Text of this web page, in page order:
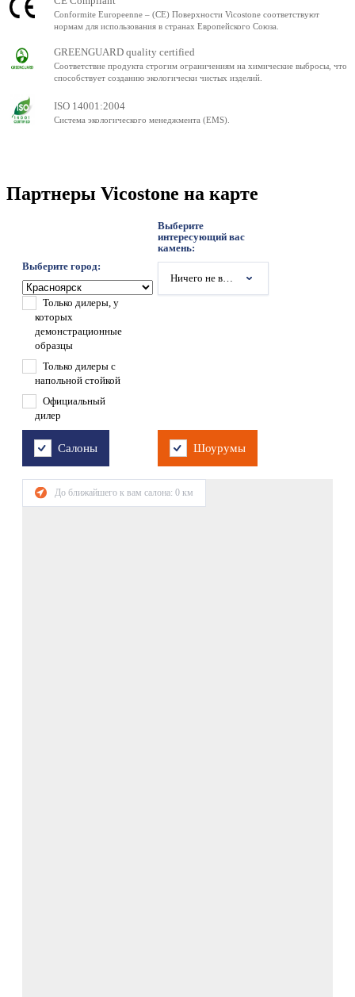
Conformite Europeenne – (CE) Поверхности Vicostone соответствуют
нормам для использования в странах Европейского Союза.
GREENGUARD quality certified
Соответствие продукта строгим ограничениям на химические выбросы, что
способствует созданию экологически чистых изделий.
ISO 14001:2004
Система экологического менеджмента (EMS).
Партнеры Vicostone на карте
Выберите город:
Выберите
интересующий вас
камень:
Ничего не выбрано
Только дилеры, у
которых
демонстрационные
образцы
Только дилеры с
напольной стойкой
Официальный
дилер
Салоны Шоурумы
До ближайшего к вам салона: 0 км